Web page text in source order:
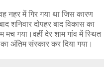
नहर में गिर गया था जिस कारण
शनिवार दोपहर बाद विकास का
मच गया।वहीं देर शाम गांव में स्थित
अंतिम संस्कार कर दिया गया।